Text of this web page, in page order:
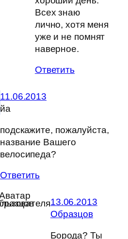
Всех знаю
лично, хотя меня
уже и не помнят
наверное.
Ответить
11.06.2013
йа
подскажите, пожалуйста,
название Вашего
велосипеда?
Ответить
13.06.2013
Образцов
Борода? Ты